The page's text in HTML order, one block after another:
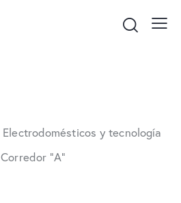
Electrodomésticos y tecnología
Corredor "A"